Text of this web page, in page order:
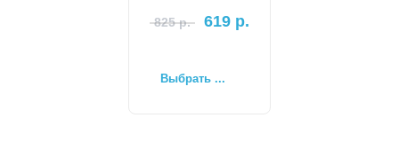
825р. 619 р.
Выбрать ...